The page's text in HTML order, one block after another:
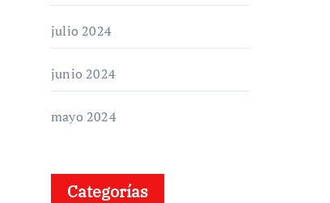
julio 2024
junio 2024
mayo 2024
Categorías